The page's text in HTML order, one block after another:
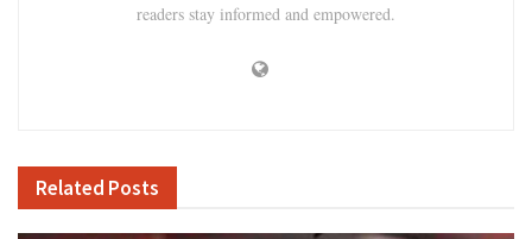
readers stay informed and empowered.
Related Posts